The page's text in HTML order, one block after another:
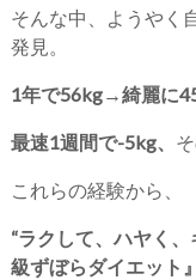
そんな中、ようやく
発見。
1年で56kg→綺麗に
最速1週間で-5kg、
これらの経験から、
“ラクして、ハヤく
級ずぼらダイエット